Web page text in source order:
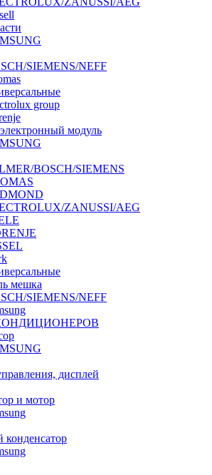
SIEMENS/NEFF
group
модуль
BOSCH/SIEMENS
ZANUSSI/AEG
мешка
SIEMENS/NEFF
КОНДИЦИОНЕРОВ
дисплей
и мотор
конденсатор